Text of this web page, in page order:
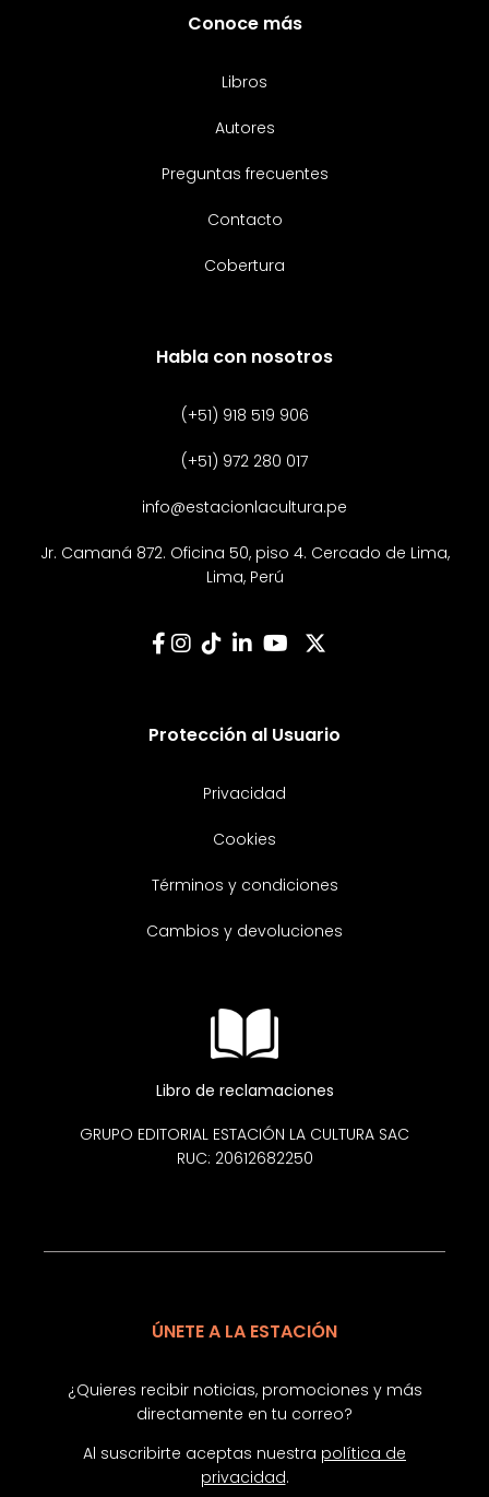
Conoce más
Libros
Autores
Preguntas frecuentes
Contacto
Cobertura
Habla con nosotros
(+51) 918 519 906
(+51) 972 280 017
info@estacionlacultura.pe
Jr. Camaná 872. Oficina 50, piso 4. Cercado de Lima,
Lima, Perú
Protección al Usuario
Privacidad
Cookies
Términos y condiciones
Cambios y devoluciones
Libro de reclamaciones
GRUPO EDITORIAL ESTACIÓN LA CULTURA SAC
RUC: 20612682250
ÚNETE A LA ESTACIÓN
¿Quieres recibir noticias, promociones y más
directamente en tu correo?
Al suscribirte aceptas nuestra política de
privacidad.